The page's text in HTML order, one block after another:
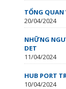
TỔNG QUAN
20/04/2024
NHỮNG
DET
11/04/2024
HUB PORT
10/04/2024